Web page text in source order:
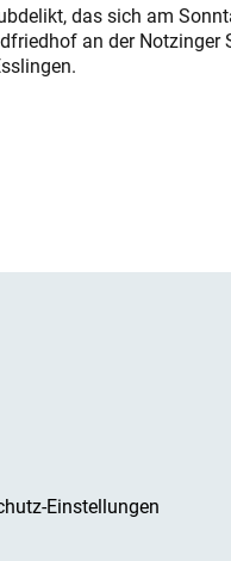
das sich am
an der Notzinger
Einstellungen